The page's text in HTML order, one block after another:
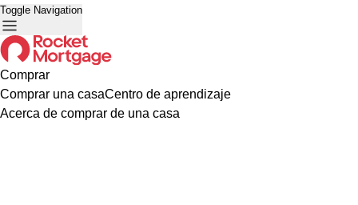
Toggle Navigation
Comprar
Comprar una casaCentro de aprendizaje
Acerca de comprar de una casa